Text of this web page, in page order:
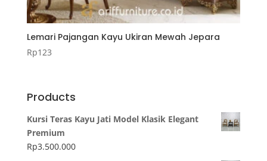
Lemari Pajangan Kayu Ukiran Mewah Jepara
Rp123
Products
Kursi Teras Kayu Jati Model Klasik Elegant
Premium
Rp3.500.000